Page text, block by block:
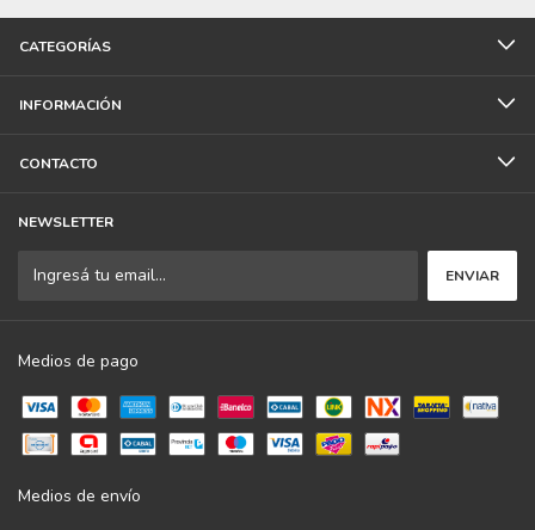
CATEGORÍAS
INFORMACIÓN
CONTACTO
NEWSLETTER
Medios de pago
Medios de envío